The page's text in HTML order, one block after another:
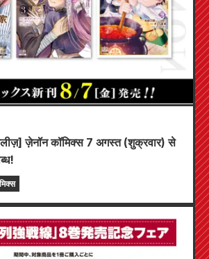
ज़ेनॉन कॉमिक्स 7 अगस्त (शुक्रवार) से